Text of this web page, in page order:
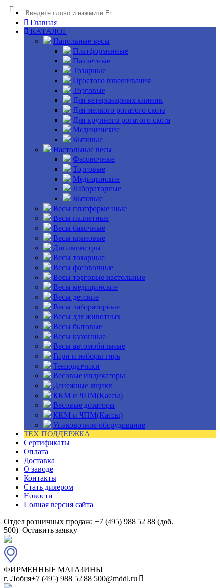
Главная
КАТАЛОГ
Напольные весы
Платформенные
Паллетные
Товарные
Простого взвешивания
Торговые
Для ветеринарных клиник
Для мелкого рогатого скота
Для крупного рогатого скота
Медицинские
Бытовые
Настольные весы
Фасовочные
Торговые
Медицинские
Лабораторные
Бытовые
Весы платформенные
Весы паллетные
Весы балочные
Весы крановые
Динамометры
Весы товарные
Весы фасовочные
Весы торговые настольные
Весы медицинские
Весы детские
Весы лабораторные
Весы для животных
Весы бытовые
Весы кухонные
Весы автомобильные
Гири и наборы гирь
Тензодатчики
Весовые индикаторы
Денежные ящики
ККМ и ЧПМ(Кассы)
Весовые дозаторы
ККМ и ЧПМ(Кассы)
Упаковочное оборудование
ТЕХ ПОДДЕРЖКА
Сертификаты
Оплата
Доставка
О заводе
Контакты
Стать дилером
Новости
Полная версия сайта
Отдел розничных продаж: +7 (495) 988 52 88 (доб.
500) Оставить заявку
ФИРМЕННЫЕ МАГАЗИНЫ
г. Лобня+7 (495) 988 52 88 500@mddl.ru